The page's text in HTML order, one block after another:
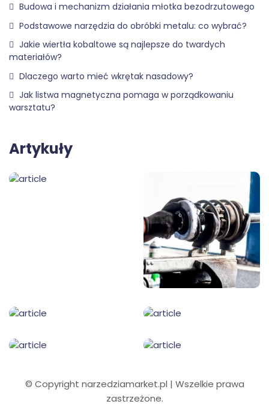
Budowa i mechanizm działania młotka bezodrzutowego
Podstawowe narzędzia do obróbki metalu: co wybrać?
Jakie wiertła kobaltowe są najlepsze do twardych
materiałów?
Dlaczego warto mieć wkrętak nasadowy?
Jak listwa magnetyczna pomaga w porządkowaniu
warsztatu?
Artykuły
© Copyright narzedziamarket.pl | Wszelkie prawa
zastrzeżone.